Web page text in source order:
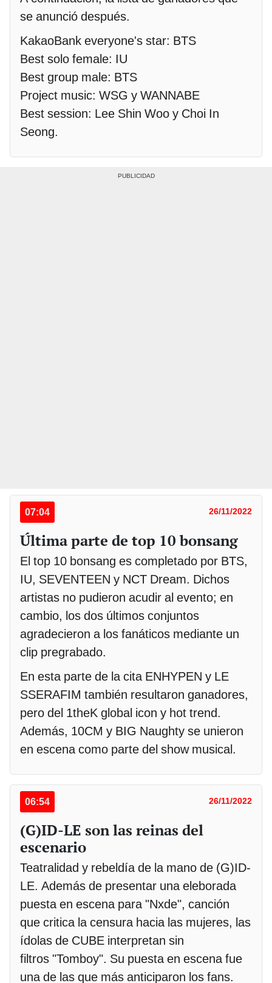
se anunció después.
KakaoBank everyone's star: BTS
Best solo female: IU
Best group male: BTS
Project music: WSG y WANNABE
Best session: Lee Shin Woo y Choi In
Seong.
07:04 26/11/2022
Última parte de top 10 bonsang
El top 10 bonsang es completado por BTS,
IU, SEVENTEEN y NCT Dream. Dichos
artistas no pudieron acudir al evento; en
cambio, los dos últimos conjuntos
agradecieron a los fanáticos mediante un
clip pregrabado.
En esta parte de la cita ENHYPEN y LE
SSERAFIM también resultaron ganadores,
pero del 1theK global icon y hot trend.
Además, 10CM y BIG Naughty se unieron
en escena como parte del show musical.
06:54 26/11/2022
(G)ID-LE son las reinas del
escenario
Teatralidad y rebeldía de la mano de (G)ID-
LE. Además de presentar una eleborada
puesta en escena para "Nxde", canción
que critica la censura hacia las mujeres, las
ídolas de CUBE interpretan sin
filtros "Tomboy". Su puesta en escena fue
una de las que más anticiparon los fans.